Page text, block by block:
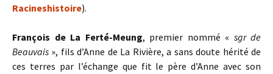
Racineshistoire).
François de La Ferté-Meung, premier nommé « sgr de
Beauvais », fils d’Anne de La Rivière, a sans doute hérité de
ces terres par l’échange que fit le père d’Anne avec son